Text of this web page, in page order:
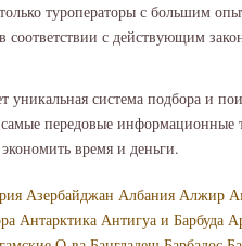
туроператоры с большим
с действующим
уникальная система подбора и
передовые информационные
время и деньги.
Азербайджан Албания Алжир
Антарктика Антигуа и Барбуда